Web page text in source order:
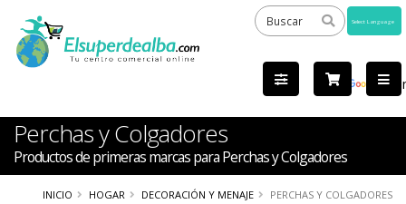
by
Perchas y Colgadores
Productos de primeras marcas para Perchas y Colgadores
INICIO HOGAR DECORACIÓN Y MENAJE PERCHAS Y COLGADORES